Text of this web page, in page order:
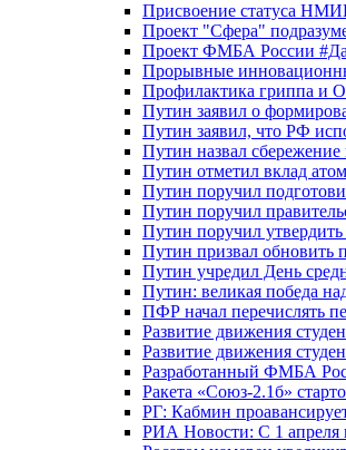
Присвоение статуса
Проект "Сфера"
Проект ФМБА России
Прорывные
Профилактика гриппа и
Путин заявил о
Путин заявил, что РФ
Путин назвал сбережение
Путин отметил вклад
Путин поручил
Путин поручил
Путин поручил
Путин призвал обновить
Путин учредил День
Путин: великая победа
ПФР начал перечислять
Развитие движения
Развитие движения
Разработанный ФМБА
Ракета «Союз-2.1б»
РГ: Кабмин
РИА Новости: С 1 апреля